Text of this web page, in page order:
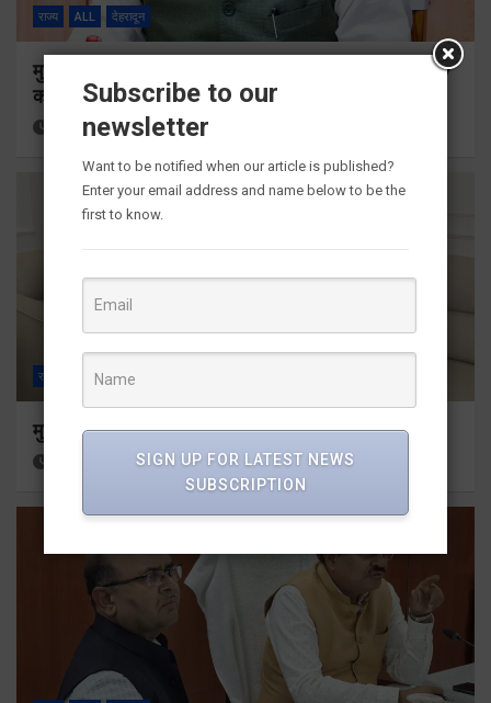
राज्य ALL देहरादून
मुख्यमंत्री ने प्रदान की विभिन्न विकास योजनाओं के लिए 1967
करोड़ की वित्तीय स्वीकृति
6 hours ago Viri Gairola
राज्य देहरादून
मुख्यमंत्री से महानिदेशक एनसीसी ने की शिष्टाचार भेंट
Viri Gairola
Subscribe to our
newsletter
Want to be notified when our article is published?
Enter your email address and name below to be the
first to know.
SIGN UP FOR LATEST NEWS
SUBSCRIPTION